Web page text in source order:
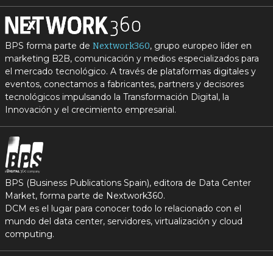
BPS forma parte de Nextwork360, grupo europeo líder en
marketing B2B, comunicación y medios especializados para
el mercado tecnológico. A través de plataformas digitales y
eventos, conectamos a fabricantes, partners y decisores
tecnológicos impulsando la Transformación Digital, la
Innovación y el crecimiento empresarial.
BPS (Business Publications Spain), editora de Data Center
Market, forma parte de Nextwork360.
DCM es el lugar para conocer todo lo relacionado con el
mundo del data center, servidores, virtualización y cloud
computing.